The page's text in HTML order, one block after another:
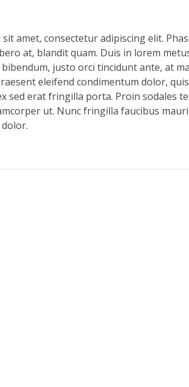
amet, consectetur adipiscing elit.
at, blandit quam. Duis in lorem
justo orci tincidunt ante, at
eleifend condimentum dolor,
sed erat fringilla porta. Proin sodales
ut. Nunc fringilla faucibus